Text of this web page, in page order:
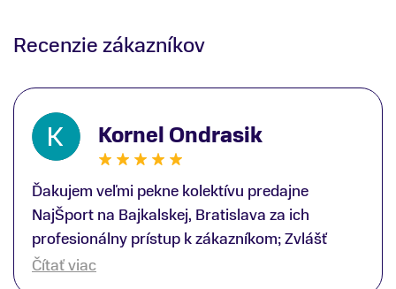
Recenzie zákazníkov
Kornel Ondrasik
Ďakujem veľmi pekne kolektívu predajne
NajŠport na Bajkalskej, Bratislava za ich
profesionálny prístup k zákazníkom; Zvlášť
ďakujem špecialistovi Martinovi Gunišovi za
Čítať viac